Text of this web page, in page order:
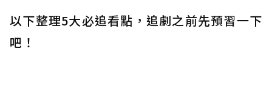
以下整理5大必追看點，追劇之前先預習一下
吧！